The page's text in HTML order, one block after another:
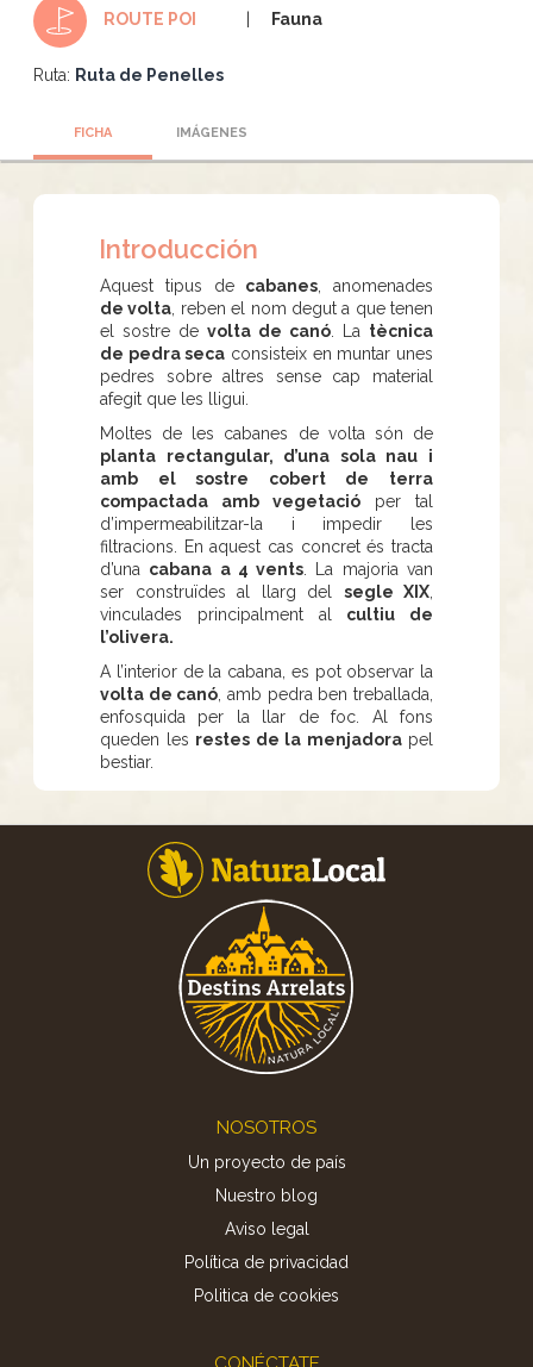
ROUTE POI Fauna
Ruta: Ruta de Penelles
FICHA IMÁGENES
Introducción
Aquest tipus de cabanes , anomenades
de volta , reben el nom degut a que tenen
el sostre de volta de canó . La tècnica
de pedra seca consisteix en muntar unes
pedres sobre altres sense cap material
afegit que les lligui.
Moltes de les cabanes de volta són de
planta rectangular, d’una sola nau i
amb el sostre cobert de terra
compactada amb vegetació per tal
d’impermeabilitzar-la i impedir les
filtracions. En aquest cas concret és tracta
d’una cabana a 4 vents . La majoria van
ser construïdes al llarg del segle XIX
vinculades principalment al cultiu de
l’olivera.
A l’interior de la cabana, es pot observar la
volta de canó , amb pedra ben treballada,
enfosquida per la llar de foc. Al fons
queden les restes de la menjadorapel
bestiar.
NOSOTROS
Un proyecto de país
Nuestro blog
Aviso legal
Política de privacidad
Politica de cookies